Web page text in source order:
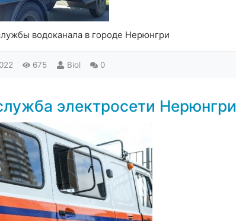
водоканала в городе Нерюнгри
675 Biol 0
электросети Нерюнгри